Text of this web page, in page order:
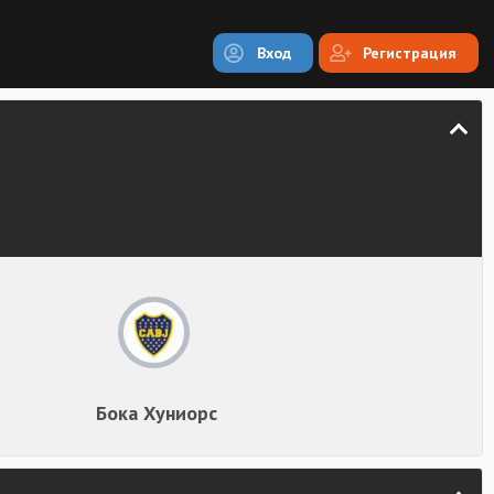
Вход Регистрация
Бока Хуниорс